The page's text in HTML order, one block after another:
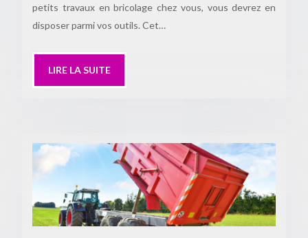
petits travaux en bricolage chez vous, vous devrez en
disposer parmi vos outils. Cet…
LIRE LA SUITE